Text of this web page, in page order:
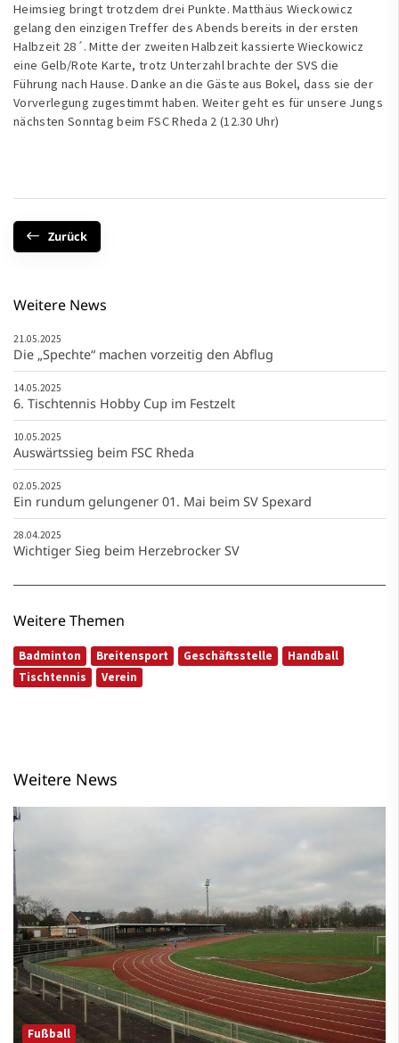
Heimsieg bringt trotzdem drei Punkte. Matthäus Wieckowicz
gelang den einzigen Treffer des Abends bereits in der ersten
Halbzeit 28´. Mitte der zweiten Halbzeit kassierte Wieckowicz
eine Gelb/Rote Karte, trotz Unterzahl brachte der SVS die
Führung nach Hause. Danke an die Gäste aus Bokel, dass sie der
Vorverlegung zugestimmt haben. Weiter geht es für unsere Jungs
nächsten Sonntag beim FSC Rheda 2 (12.30 Uhr)
Zurück
Weitere News
21.05.2025
Die „Spechte“ machen vorzeitig den Abflug
14.05.2025
6. Tischtennis Hobby Cup im Festzelt
10.05.2025
Auswärtssieg beim FSC Rheda
02.05.2025
Ein rundum gelungener 01. Mai beim SV Spexard
28.04.2025
Wichtiger Sieg beim Herzebrocker SV
Weitere Themen
Badminton Breitensport Geschäftsstelle
Handball
Tischtennis
Verein
Weitere News
Fußball